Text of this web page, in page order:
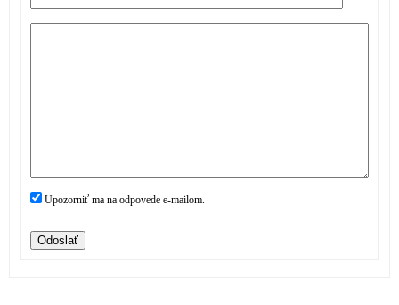
Upozorniť ma na odpovede e-mailom.
Odoslať